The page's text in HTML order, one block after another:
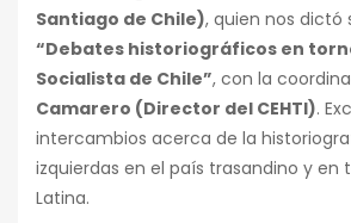
Santiago de Chile), quien nos dictó
“Debates historiográficos en
Socialista de Chile”, con la
Camarero (Director del CEHTI).
intercambios acerca de la
izquierdas en el país trasandino y en
Latina.